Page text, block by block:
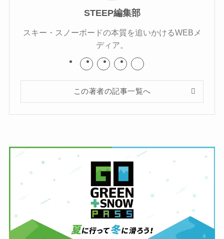
STEEP編集部
スキー・スノーボードの本質を追いかけるWEBメ
ディア。
この著者の記事一覧へ